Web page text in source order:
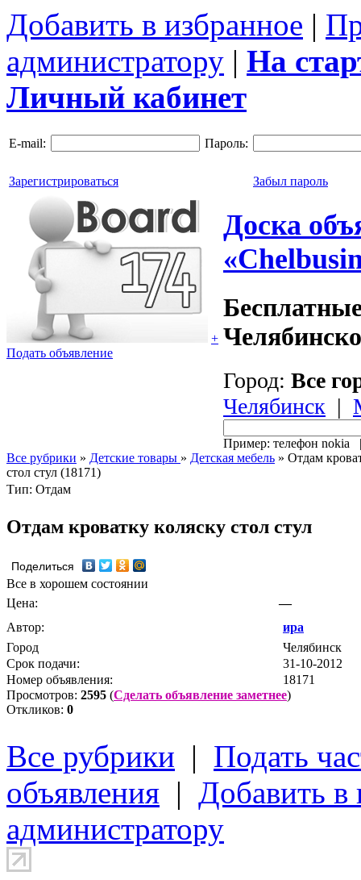
Добавить в избранное |
администратору | На
Личный кабинет
E-mail: Пароль:
Зарегистрироваться Забыл пароль
+
Подать объявление
Доска
Город: Все
Челябинск |
Пример: телефон
Все рубрики » Детские товары » Детская мебель » Отдам
стол стул (18171)
Тип: Отдам
Отдам кроватку коляску стол стул
Поделиться
Все в хорошем состоянии
Цена:
—
Автор:
ира
Город
Челябинск
Срок подачи:
31-10-2012
Номер объявления:
18171
Просмотров: 2595 (Сделать объявление заметнее)
Откликов: 0
Все рубрики | Подать
объявления | Добавить в
администратору